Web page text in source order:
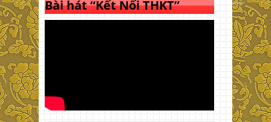
Bài hát “Kết Nối THKT”